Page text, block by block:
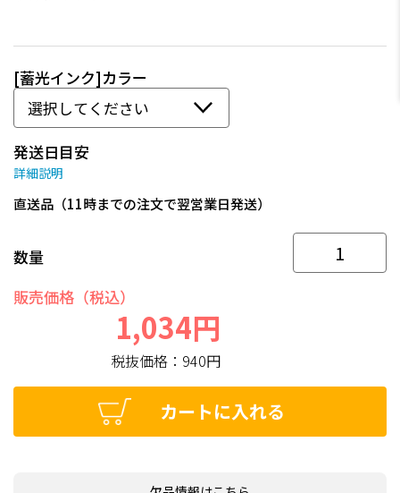
[蓄光インク]カラー
発送日目安
詳細説明
直送品（11時までの注文で翌営業日発送）
数量
販売価格（税込）
1,034円
税抜価格： 940円
カートに入れる